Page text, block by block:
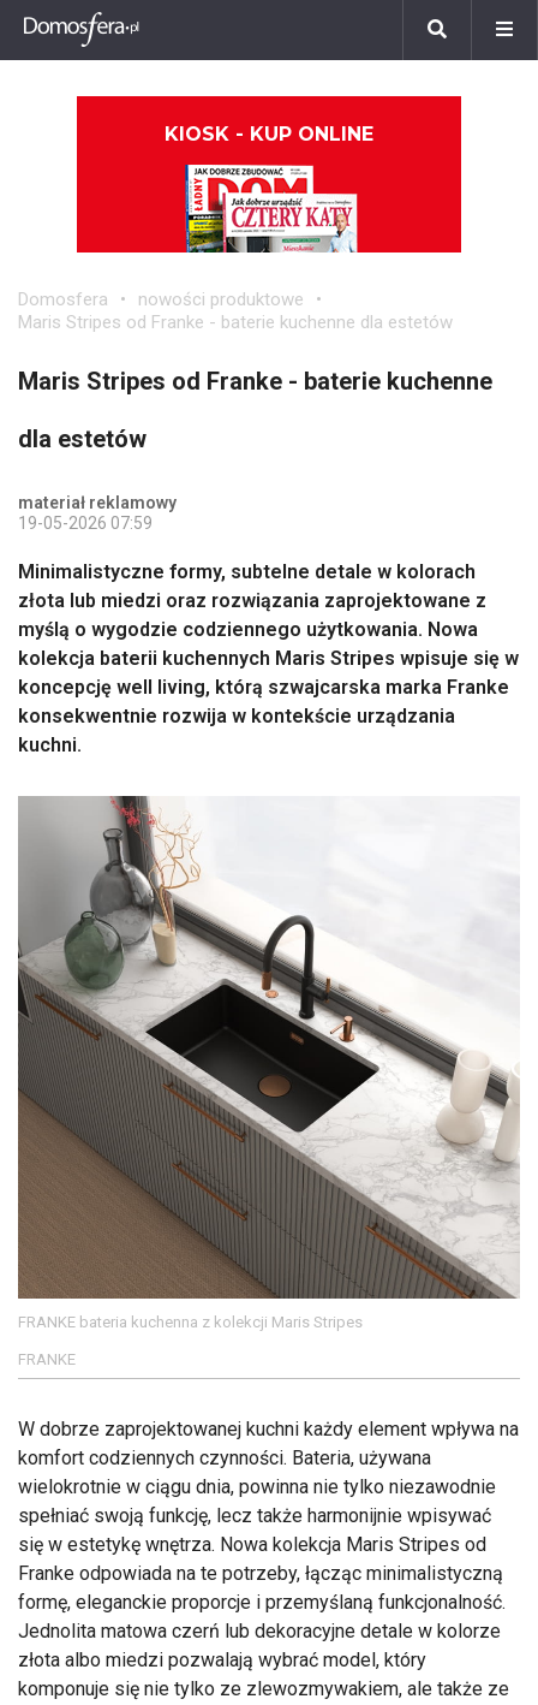
KIOSK - KUP ONLINE
Domosfera
nowości produktowe
Maris Stripes od Franke - baterie kuchenne dla estetów
Maris Stripes od Franke - baterie kuchenne
dla estetów
materiał reklamowy
19-05-2026 07:59
Minimalistyczne formy, subtelne detale w kolorach
złota lub miedzi oraz rozwiązania zaprojektowane z
myślą o wygodzie codziennego użytkowania. Nowa
kolekcja baterii kuchennych Maris Stripes wpisuje się w
koncepcję well living, którą szwajcarska marka Franke
konsekwentnie rozwija w kontekście urządzania
kuchni.
FRANKE bateria kuchenna z kolekcji Maris Stripes
FRANKE
W dobrze zaprojektowanej kuchni każdy element wpływa na
komfort codziennych czynności. Bateria, używana
wielokrotnie w ciągu dnia, powinna nie tylko niezawodnie
spełniać swoją funkcję, lecz także harmonijnie wpisywać
się w estetykę wnętrza. Nowa kolekcja Maris Stripes od
Franke odpowiada na te potrzeby, łącząc minimalistyczną
formę, eleganckie proporcje i przemyślaną funkcjonalność.
Jednolita matowa czerń lub dekoracyjne detale w kolorze
złota albo miedzi pozwalają wybrać model, który
komponuje się nie tylko ze zlewozmywakiem, ale także ze